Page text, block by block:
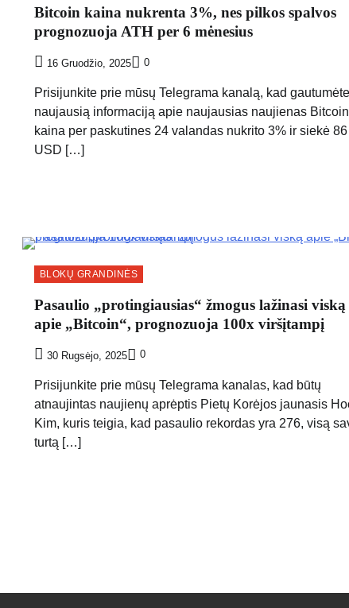
Bitcoin kaina nukrenta 3%, nes pilkos spalvos
prognozuoja ATH per 6 mėnesius
16 Gruodžio, 2025 0
Prisijunkite prie mūsų Telegrama kanalą, kad gautumėte
naujausią informaciją apie naujausias naujienas Bitcoin
kaina per paskutines 24 valandas nukrito 3% ir siekė
USD […]
BLOKŲ GRANDINĖS
Pasaulio „protingiausias“ žmogus lažinasi viską
apie „Bitcoin“, prognozuoja 100x viršįtampį
30 Rugsėjo, 2025 0
Prisijunkite prie mūsų Telegrama kanalas, kad būtų
atnaujintas naujienų aprėptis Pietų Korėjos jaunasis
Kim, kuris teigia, kad pasaulio rekordas yra 276, visą
turtą […]